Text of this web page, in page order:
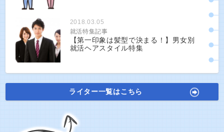
2018.03.05
就活特集記事
【第一印象は髪型で決まる！】男女別
就活ヘアスタイル特集
ライター一覧はこちら